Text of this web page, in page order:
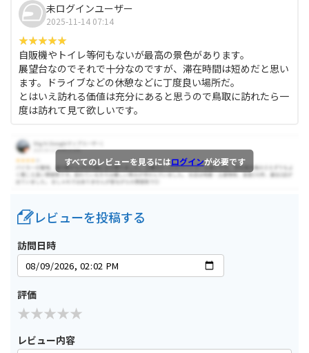
未ログインユーザー
2025-11-14 07:14
自販機やトイレ等何もないが最高の景色があります。
展望台なのでそれで十分なのですが、滞在時間は短めだと思い
ます。ドライブなどの休憩などに丁度良い場所だ。
とはいえ訪れる価値は充分にあると思うので鳥取に訪れたら一
度は訪れて見て欲しいです。
すべてのレビューを見るにはログインが必要です
レビューを投稿する
訪問日時
評価
レビュー内容